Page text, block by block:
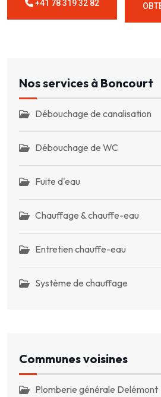
+41 78 319 32 82
Nos services à Boncourt
Débouchage de canalisation
Débouchage de WC
Fuite d'eau
Chauffage & chauffe-eau
Entretien chauffe-eau
Système de chauffage
Communes voisines
Plomberie générale Delémont